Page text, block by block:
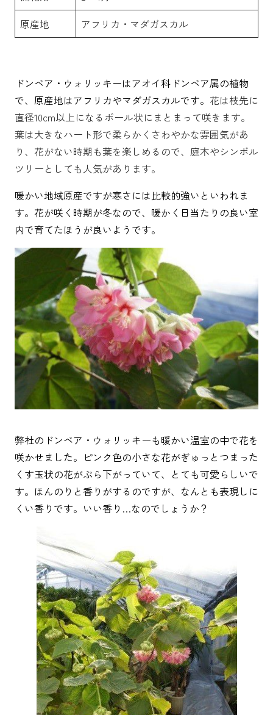
原産地
アフリカ・マダガスカル
ドンベア・ウォリッキーはアオイ科ドンベア属の植物
で、原産地はアフリカやマダガスカルです。 花は枝先に
直径10cm以上になるボール状にまとまって咲きます。
葉は大きなハート形で柔らかくさわやかな雰囲気があ
り、花がない時期も葉を楽しめるので、庭木やシンボル
ツリーとしても人気があります。
暖かい地域原産ですが寒さには比較的強いといわれま
す。花が咲く時期が冬なので、暖かく日当たりの良い室
内で育てたほうが良いようです。
弊社のドンベア ・ウォリッキーも暖かい温室の中で花を
咲かせました。ピンク色の小さな花がぎゅっとつまった
くす玉状の花がぶら下がっていて、とても可愛らしいで
す。ほんのりと香りがするのですが、なんとも表現しに
くい香りです。いい香り…なのでしょうか？